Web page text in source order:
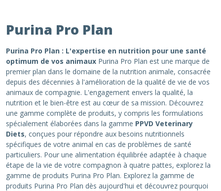
Purina Pro Plan
Purina Pro Plan : L'expertise en nutrition pour une santé
optimum de vos animaux Purina Pro Plan est une marque de
premier plan dans le domaine de la nutrition animale, consacrée
depuis des décennies à l'amélioration de la qualité de vie de vos
animaux de compagnie. L'engagement envers la qualité, la
nutrition et le bien-être est au cœur de sa mission. Découvrez
une gamme complète de produits, y compris les formulations
spécialement élaborées dans la gamme PPVD Veterinary
Diets, conçues pour répondre aux besoins nutritionnels
spécifiques de votre animal en cas de problèmes de santé
particuliers. Pour une alimentation équilibrée adaptée à chaque
étape de la vie de votre compagnon à quatre pattes, explorez la
gamme de produits Purina Pro Plan. Explorez la gamme de
produits Purina Pro Plan dès aujourd'hui et découvrez pourquoi